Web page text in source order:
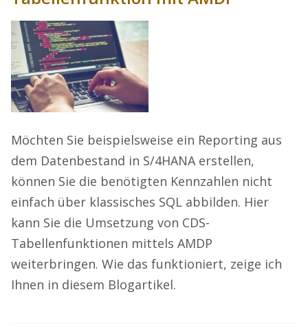
Möchten Sie beispielsweise ein Reporting aus
dem Datenbestand in S/4HANA erstellen,
können Sie die benötigten Kennzahlen nicht
einfach über klassisches SQL abbilden. Hier
kann Sie die Umsetzung von CDS-
Tabellenfunktionen mittels AMDP
weiterbringen. Wie das funktioniert, zeige ich
Ihnen in diesem Blogartikel.